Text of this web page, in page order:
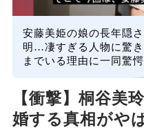
安藤美姫の娘の長年隠
明…凄すぎる人物に驚
までいる理由に一同驚
【衝撃】桐谷美
婚する真相がや